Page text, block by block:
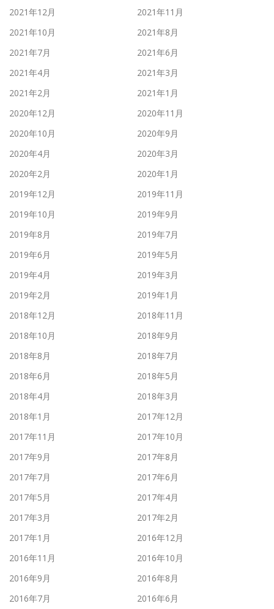
2021年12月
2021年11月
2021年10月
2021年8月
2021年7月
2021年6月
2021年4月
2021年3月
2021年2月
2021年1月
2020年12月
2020年11月
2020年10月
2020年9月
2020年4月
2020年3月
2020年2月
2020年1月
2019年12月
2019年11月
2019年10月
2019年9月
2019年8月
2019年7月
2019年6月
2019年5月
2019年4月
2019年3月
2019年2月
2019年1月
2018年12月
2018年11月
2018年10月
2018年9月
2018年8月
2018年7月
2018年6月
2018年5月
2018年4月
2018年3月
2018年1月
2017年12月
2017年11月
2017年10月
2017年9月
2017年8月
2017年7月
2017年6月
2017年5月
2017年4月
2017年3月
2017年2月
2017年1月
2016年12月
2016年11月
2016年10月
2016年9月
2016年8月
2016年7月
2016年6月